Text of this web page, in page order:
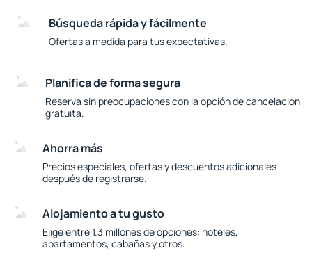
Búsqueda rápida y fácilmente
Ofertas a medida para tus expectativas.
Planifica de forma segura
Reserva sin preocupaciones con la opción de cancelación
gratuita.
Ahorra más
Precios especiales, ofertas y descuentos adicionales
después de registrarse.
Alojamiento a tu gusto
Elige entre 1.3 millones de opciones: hoteles,
apartamentos, cabañas y otros.